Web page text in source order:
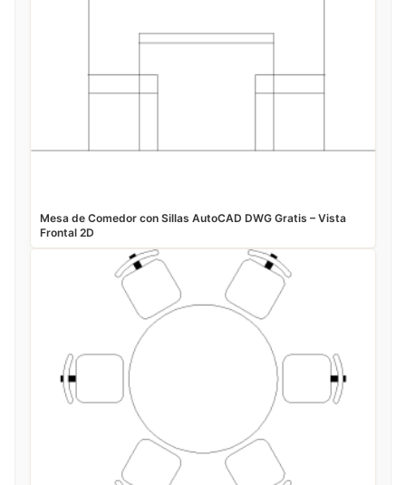
Mesa de Comedor con Sillas AutoCAD DWG Gratis – Vista
Frontal 2D